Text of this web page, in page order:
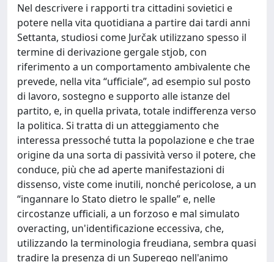
Nel descrivere i rapporti tra cittadini sovietici e
potere nella vita quotidiana a partire dai tardi anni
Settanta, studiosi come Jurčak utilizzano spesso il
termine di derivazione gergale stjob, con
riferimento a un comportamento ambivalente che
prevede, nella vita “ufficiale”, ad esempio sul posto
di lavoro, sostegno e supporto alle istanze del
partito, e, in quella privata, totale indifferenza verso
la politica. Si tratta di un atteggiamento che
interessa pressoché tutta la popolazione e che trae
origine da una sorta di passività verso il potere, che
conduce, più che ad aperte manifestazioni di
dissenso, viste come inutili, nonché pericolose, a un
“ingannare lo Stato dietro le spalle” e, nelle
circostanze ufficiali, a un forzoso e mal simulato
overacting, un'identificazione eccessiva, che,
utilizzando la terminologia freudiana, sembra quasi
tradire la presenza di un Superego nell'animo